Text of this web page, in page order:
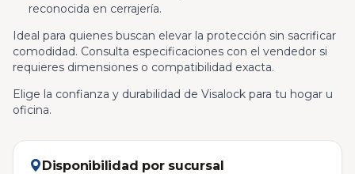
reconocida en cerrajería.
Ideal para quienes buscan elevar la protección sin sacrificar
comodidad. Consulta especificaciones con el vendedor si
requieres dimensiones o compatibilidad exacta.
Elige la confianza y durabilidad de Visalock para tu hogar u
oficina.
Disponibilidad por sucursal